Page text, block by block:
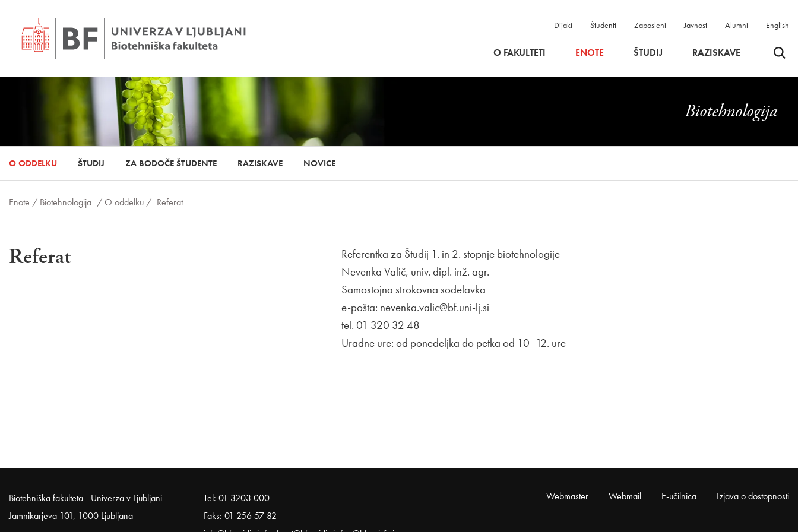
Dijaki Študenti Zaposleni Javnost Alumni English
O FAKULTETI ENOTE ŠTUDIJ RAZISKAVE Odpri
Biotehnologija
O ODDELKU ŠTUDIJ ZA BODOČE ŠTUDENTE RAZISKAVE NOVICE
Enote / Biotehnologija / O oddelku / Referat
Referat
Referentka za Študij 1. in 2. stopnje biotehnologije
Nevenka Valič, univ. dipl. inž. agr.
Samostojna strokovna sodelavka
e-pošta: nevenka.valic@bf.uni-lj.si
tel. 01 320 32 48
Uradne ure: od ponedeljka do petka od 10- 12. ure
Noga strani
Biotehniška fakulteta - Univerza v Ljubljani
Jamnikarjeva 101, 1000 Ljubljana
Tel: 01 3203 000
Faks: 01 256 57 82
Webmaster Webmail E-učilnica Izjava o dostopnosti